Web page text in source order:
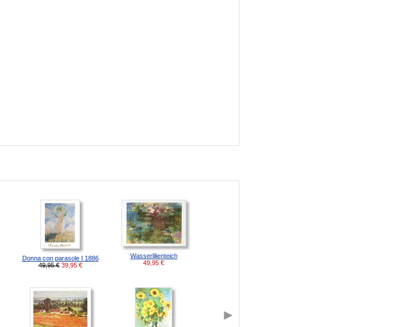
Donna con parasole I 1886
49,95 € 39,95 €
Wasserlilienteich
49,95 €